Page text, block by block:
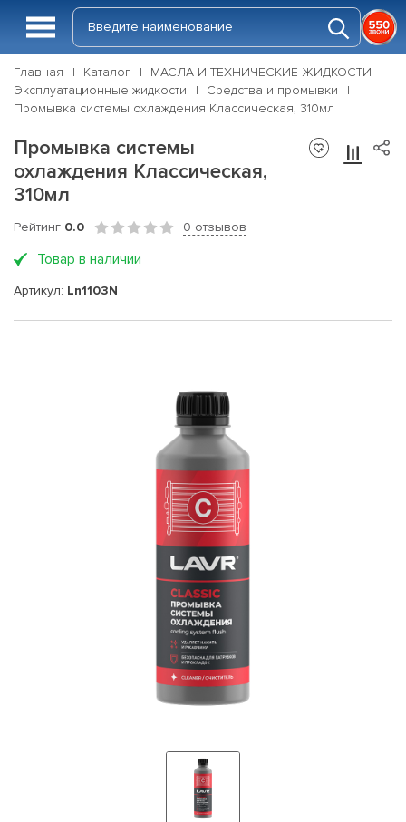
Главная Каталог
МАСЛА И ТЕХНИЧЕСКИЕ ЖИДКОСТИ
Эксплуатационные жидкости
Средства и промывки
Промывка системы охлаждения Классическая, 310мл
Промывка системы
охлаждения Классическая,
310мл
Рейтинг 0.0 0 отзывов
Товар в наличии
Артикул: Ln1103N